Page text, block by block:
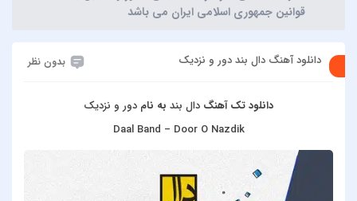
قوانین جمهوری اسلامی ایران می باشد
دانلود آهنگ دال بند دور و نزدیک بدون نظر
دانلود تک آهنگدال بندبه نامدور و نزدیک
Daal Band – Door O Nazdik